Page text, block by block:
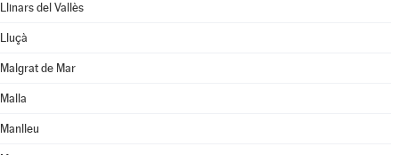
Llinars del Vallès
Lluçà
Malgrat de Mar
Malla
Manlleu